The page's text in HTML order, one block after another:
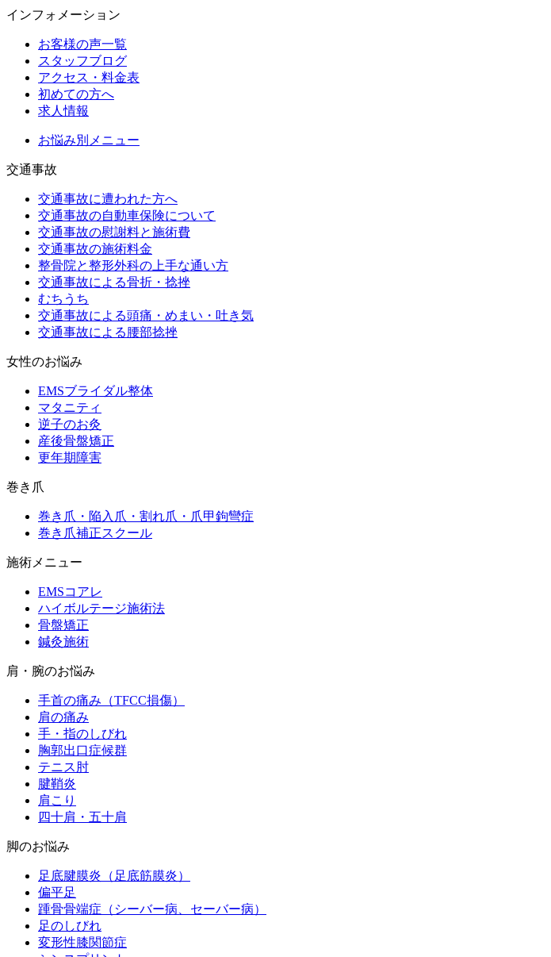
インフォメーション
お客様の声一覧
スタッフブログ
アクセス・料金表
初めての方へ
求人情報
お悩み別メニュー
交通事故
交通事故に遭われた方へ
交通事故の自動車保険について
交通事故の慰謝料と施術費
交通事故の施術料金
整骨院と整形外科の上手な通い方
交通事故による骨折・捻挫
むちうち
交通事故による頭痛・めまい・吐き気
交通事故による腰部捻挫
女性のお悩み
EMSブライダル整体
マタニティ
逆子のお灸
産後骨盤矯正
更年期障害
巻き爪
巻き爪・陥入爪・割れ爪・爪甲鉤彎症
巻き爪補正スクール
施術メニュー
EMSコアレ
ハイボルテージ施術法
骨盤矯正
鍼灸施術
肩・腕のお悩み
手首の痛み（TFCC損傷）
肩の痛み
手・指のしびれ
胸郭出口症候群
テニス肘
腱鞘炎
肩こり
四十肩・五十肩
脚のお悩み
足底腱膜炎（足底筋膜炎）
偏平足
踵骨骨端症（シーバー病、セーバー病）
足のしびれ
変形性膝関節症